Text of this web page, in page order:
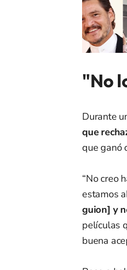
"No
Durante
que
que ganó
“No creo
estamos
guion] y
películas
buena